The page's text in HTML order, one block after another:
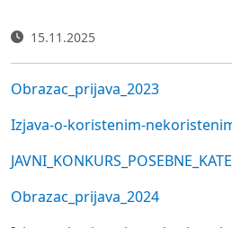
15.11.2025
Obrazac_prijava_2023
Izjava-o-koristenim-
Obrazac_prijava_2024